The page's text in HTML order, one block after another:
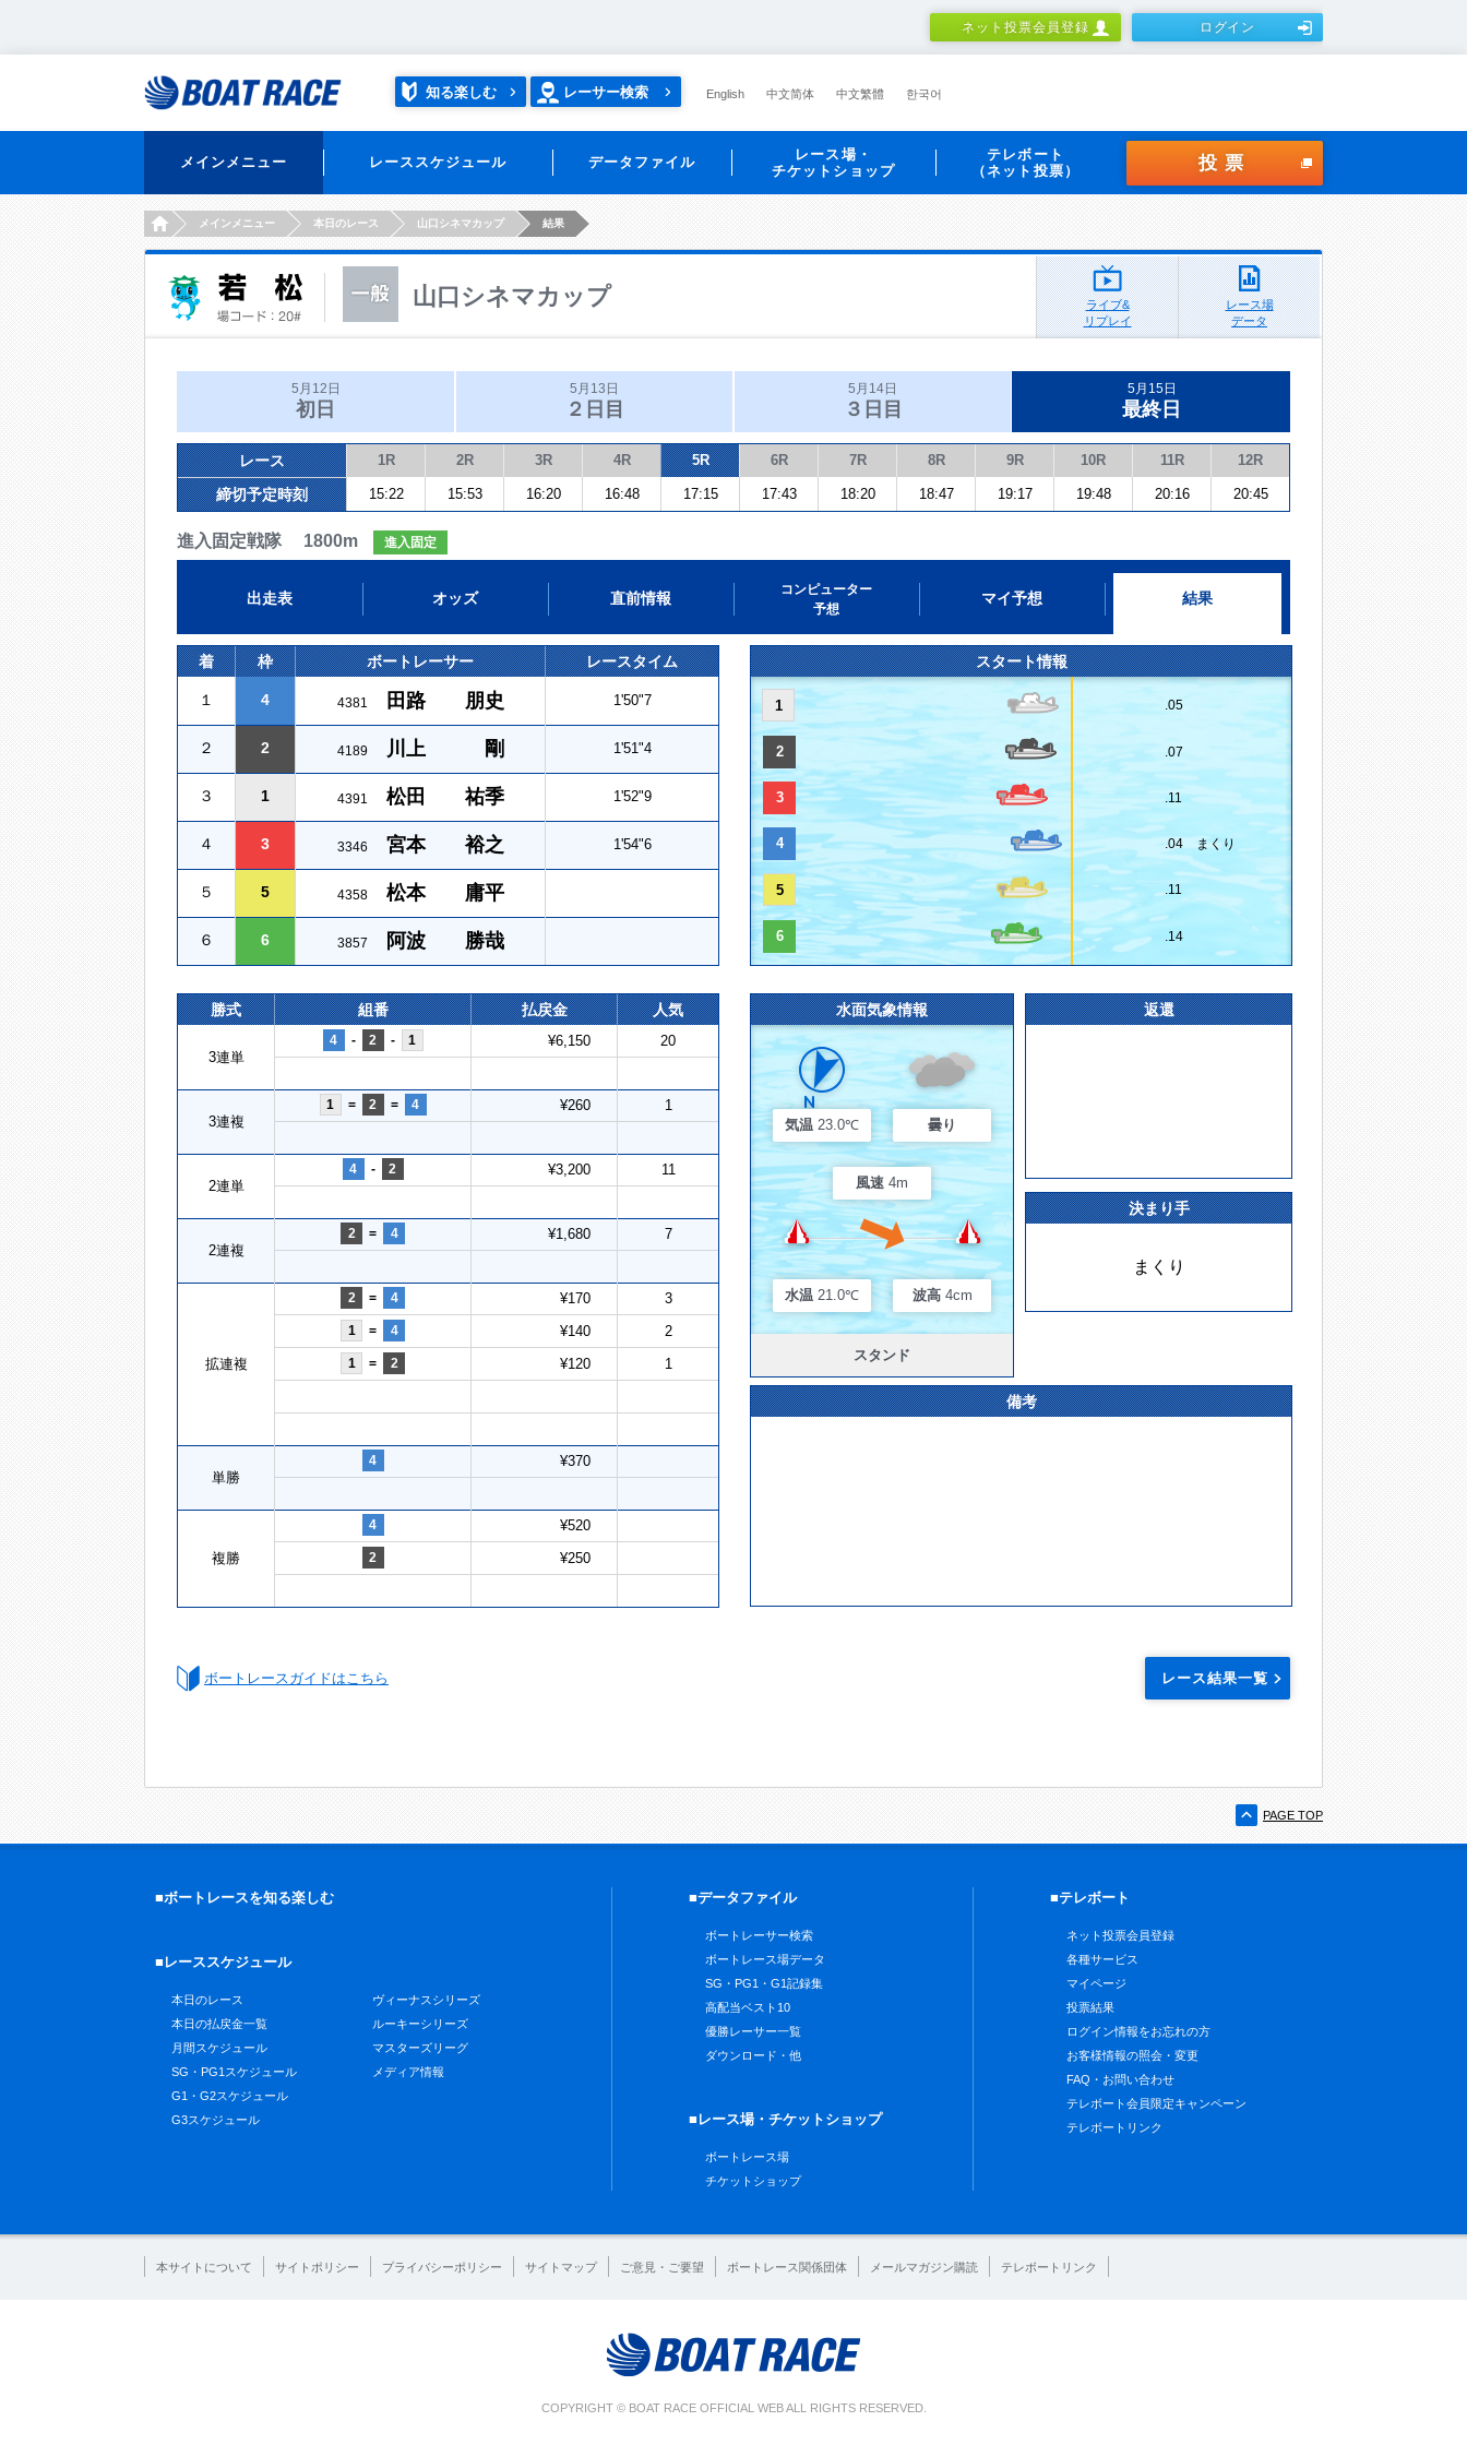
ネット投票会員登録 ログイン
知る楽しむ レーサー検索 English 中文简体 中文繁體 한국어
メインメニュー レーススケジュール データファイル
レース場・
チケットショップ
テレボート
（ネット投票）
投票
HOMEメインメニュー 本日のレース 山口シネマカップ 結果
山口シネマカップ
ライブ&
リプレイ
レース場
データ
5月12日
初日
5月13日
２日目
5月14日
３日目
5月15日
最終日
レース 1R 2R 3R 4R 5R 6R 7R 8R 9R 10R 11R 12R
締切予定時刻 15:22 15:53 16:20 16:48 17:15 17:43 18:20 18:47 19:17 19:48 20:16 20:45
進入固定戦隊 1800m 進入固定
出走表 オッズ 直前情報
コンピューター
予想
マイ予想 結果
着 枠 ボートレーサー レースタイム
１ 4 4381 田路 朋史 1'50"7
２ 2 4189 川上 剛 1'51"4
３ 1 4391 松田 祐季 1'52"9
４ 3 3346 宮本 裕之 1'54"6
５ 5 4358 松本 庸平
６ 6 3857 阿波 勝哉
スタート情報
1 .05
2 .07
3 .11
4 .04 まくり
5 .11
6 .14
勝式 組番 払戻金 人気
3連単
4 - 2 - 1 ¥6,150 20
3連複
1 = 2 = 4 ¥260 1
2連単
4 - 2 ¥3,200 11
2連複
2 = 4 ¥1,680 7
拡連複
2 = 4 ¥170 3
1 = 4 ¥140 2
1 = 2 ¥120 1
単勝
4 ¥370
複勝
4 ¥520
2 ¥250
水面気象情報
気温 23.0℃ 曇り
風速 4m
水温 21.0℃ 波高 4cm
スタンド
返還
決まり手
まくり
備考
ボートレースガイドはこちら レース結果一覧
PAGE TOP
■ボートレースを知る楽しむ
■レーススケジュール
本日のレース
本日の払戻金一覧
月間スケジュール
SG・PG1スケジュール
G1・G2スケジュール
G3スケジュール
ヴィーナスシリーズ
ルーキーシリーズ
マスターズリーグ
メディア情報
■データファイル
ボートレーサー検索
ボートレース場データ
SG・PG1・G1記録集
高配当ベスト10
優勝レーサー一覧
ダウンロード・他
■レース場・チケットショップ
ボートレース場
チケットショップ
■テレボート
ネット投票会員登録
各種サービス
マイページ
投票結果
ログイン情報をお忘れの方
お客様情報の照会・変更
FAQ・お問い合わせ
テレボート会員限定キャンペーン
テレボートリンク
本サイトについて サイトポリシー プライバシーポリシー サイトマップ ご意見・ご要望 ボートレース関係団体 メールマガジン購読 テレボートリンク
COPYRIGHT © BOAT RACE OFFICIAL WEB ALL RIGHTS RESERVED.